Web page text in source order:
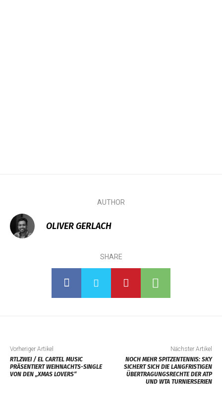
AUTHOR
OLIVER GERLACH
SHARE
Vorheriger Artikel
RTLZWEI / EL CARTEL MUSIC
PRÄSENTIERT WEIHNACHTS-SINGLE
VON DEN „XMAS LOVERS“
Nächster Artikel
NOCH MEHR SPITZENTENNIS: SKY
SICHERT SICH DIE LANGFRISTIGEN
ÜBERTRAGUNGSRECHTE DER ATP
UND WTA TURNIERSERIEN